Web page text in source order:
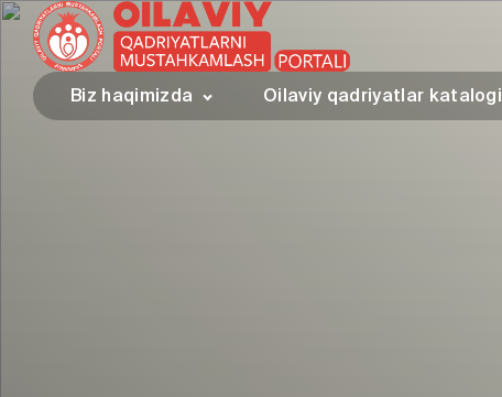
Biz haqimizda Oilaviy qadriyatlar katalogi